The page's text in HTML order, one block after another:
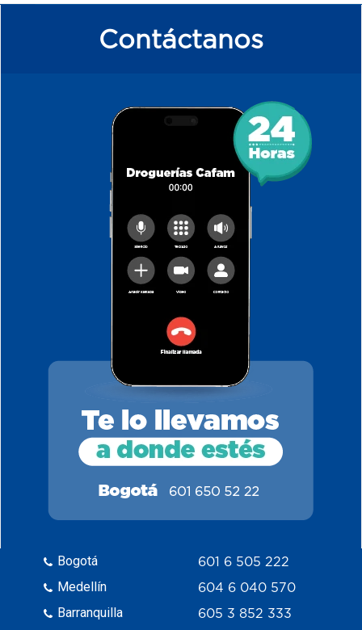
Contáctanos
Bogotá
Medellín
Barranquilla
601 6 505 222
604 6 040 570
605 3 852 333